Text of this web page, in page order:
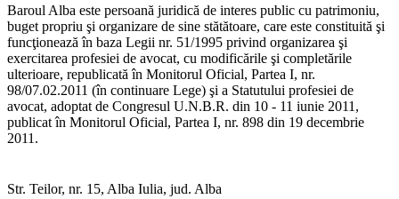
Baroul Alba este persoană juridică de interes public cu patrimoniu,
buget propriu şi organizare de sine stătătoare, care este constituită şi
funcţionează în baza Legii nr. 51/1995 privind organizarea şi
exercitarea profesiei de avocat, cu modificările şi completările
ulterioare, republicată în Monitorul Oficial, Partea I, nr.
98/07.02.2011 (în continuare Lege) şi a Statutului profesiei de
avocat, adoptat de Congresul U.N.B.R. din 10 - 11 iunie 2011,
publicat în Monitorul Oficial, Partea I, nr. 898 din 19 decembrie
2011.
Str. Teilor, nr. 15, Alba Iulia, jud. Alba